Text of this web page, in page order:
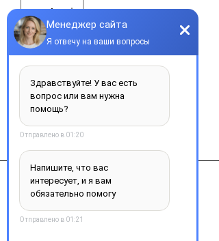
Добавить в корзину
Виробник
Новартис Фарма Штейн АГ,
Швейцария
Контакты